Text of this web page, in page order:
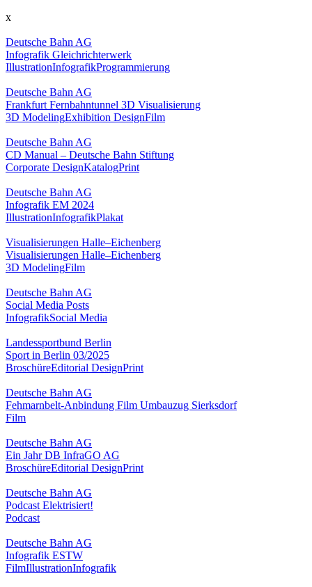
x
Deutsche Bahn AG
Infografik Gleichrichterwerk
IllustrationInfografikProgrammierung
Deutsche Bahn AG
Frankfurt Fernbahntunnel 3D Visualisierung
3D ModelingExhibition DesignFilm
Deutsche Bahn AG
CD Manual – Deutsche Bahn Stiftung
Corporate DesignKatalogPrint
Deutsche Bahn AG
Infografik EM 2024
IllustrationInfografikPlakat
Visualisierungen Halle–Eichenberg
Visualisierungen Halle–Eichenberg
3D ModelingFilm
Deutsche Bahn AG
Social Media Posts
InfografikSocial Media
Landessportbund Berlin
Sport in Berlin 03/2025
BroschüreEditorial DesignPrint
Deutsche Bahn AG
Fehmarnbelt-Anbindung Film Umbauzug Sierksdorf
Film
Deutsche Bahn AG
Ein Jahr DB InfraGO AG
BroschüreEditorial DesignPrint
Deutsche Bahn AG
Podcast Elektrisiert!
Podcast
Deutsche Bahn AG
Infografik ESTW
FilmIllustrationInfografik